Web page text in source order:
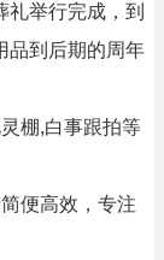
举行完成，到
品到后期的周年
棚,白事跟拍等
便高效，专注